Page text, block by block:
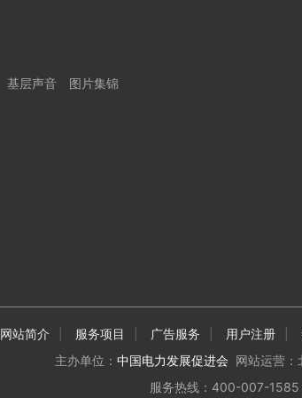
基层声音 图片集锦
网站简介 服务项目 广告服务 用户注册
主办单位： 中国电力发展促进会 网站运营：
服务热线：400-007-1585